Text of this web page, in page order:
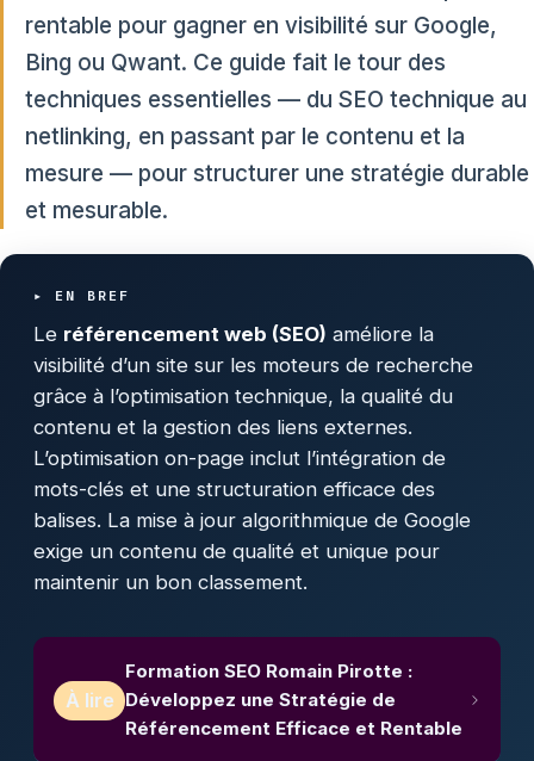
rentable pour gagner en visibilité sur Google,
Bing ou Qwant. Ce guide fait le tour des
techniques essentielles — du SEO technique au
netlinking, en passant par le contenu et la
mesure — pour structurer une stratégie durable
et mesurable.
▸ EN BREF
Le référencement web (SEO) améliore la
visibilité d’un site sur les moteurs de recherche
grâce à l’optimisation technique, la qualité du
contenu et la gestion des liens externes.
L’optimisation on-page inclut l’intégration de
mots-clés et une structuration efficace des
balises. La mise à jour algorithmique de Google
exige un contenu de qualité et unique pour
maintenir un bon classement.
À lire
Formation SEO Romain Pirotte :
Développez une Stratégie de
Référencement Efficace et Rentable